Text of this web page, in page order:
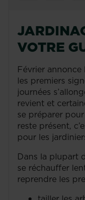
VOTRE
Février
les premiers
journées
revient et
se préparer
reste présent,
pour les
Dans la plupart
se réchauffer
reprendre les